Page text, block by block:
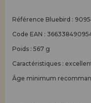
Référence Bluebird :
Code EAN :
Poids : 567 g
Caractéristiques :
Âge minimum